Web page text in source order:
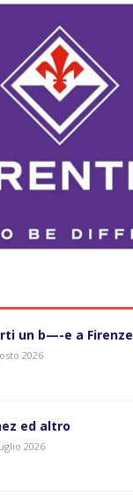
un b—-e a Firenze
2026
ed altro
2026